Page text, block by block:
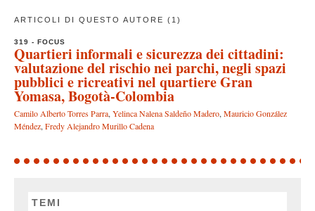
ARTICOLI DI QUESTO AUTORE (1)
319 - FOCUS
Quartieri informali e sicurezza dei cittadini:
valutazione del rischio nei parchi, negli spazi
pubblici e ricreativi nel quartiere Gran
Yomasa, Bogotà-Colombia
Camilo Alberto Torres Parra, Yelinca Nalena Saldeño Madero, Mauricio González
Méndez, Fredy Alejandro Murillo Cadena
TEMI